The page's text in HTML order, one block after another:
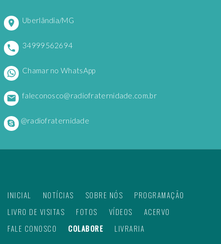
Uberlândia/MG
34999562694
Chamar no WhatsApp
faleconosco@radiofraternidade.com.br
@radiofraternidade
INICIAL NOTÍCIAS SOBRE NÓS
PROGRAMAÇÃO
LIVRO DE VISITAS
FOTOS VÍDEOS
ACERVO
FALE CONOSCO
COLABORE LIVRARIA